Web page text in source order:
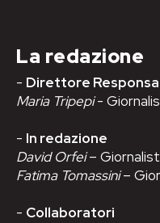
La redazione
- Direttore
Maria Tripepi-
- In redazione
David Orfei–
Fatima Tomassini–
- Collaboratori